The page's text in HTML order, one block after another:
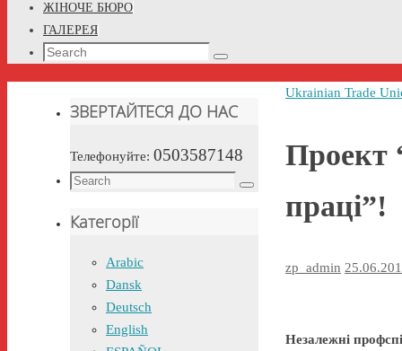
ЖІНОЧЕ БЮРО
ГАЛЕРЕЯ
Search
Search
Home
Ukrainian Trade
Проект
праці”!
zp_admin
Незалежні
ЗВЕРТАЙТЕСЯ ДО НАС
Телефонуйте: 0503587148
Search
Search
Категорії
Arabic
Dansk
Deutsch
English